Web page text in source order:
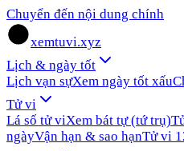
Chuyển đến nội dung chính
xemtuvi.xyz
Lịch & ngày tốt
Lịch vạn sựXem ngày tốt xấu
Tử vi
Lá số tử viXem bát tự (tứ trụ)
ngàyVận hạn & sao hạnTử vi